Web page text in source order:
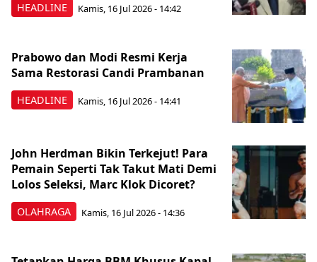
HEADLINE Kamis, 16 Jul 2026 - 14:42
HEADLINE
Prabowo dan Modi Resmi Kerja
Sama Restorasi Candi Prambanan
Kamis, 16 Jul 2026 - 14:41
OLAHRAGA
John Herdman Bikin Terkejut! Para
Pemain Seperti Tak Takut Mati Demi
Lolos Seleksi, Marc Klok Dicoret?
Kamis, 16 Jul 2026 - 14:36